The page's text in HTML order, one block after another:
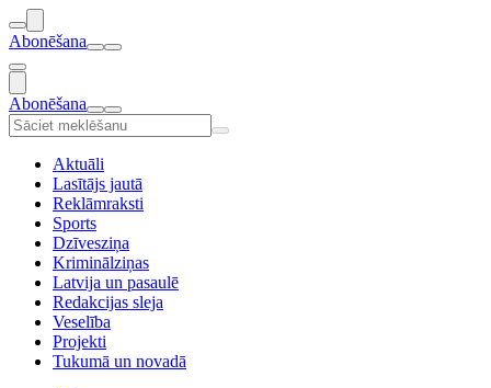
Abonēšana
Abonēšana
Aktuāli
Lasītājs jautā
Reklāmraksti
Sports
Dzīvesziņa
Kriminālziņas
Latvija un pasaulē
Redakcijas sleja
Veselība
Projekti
Tukumā un novadā